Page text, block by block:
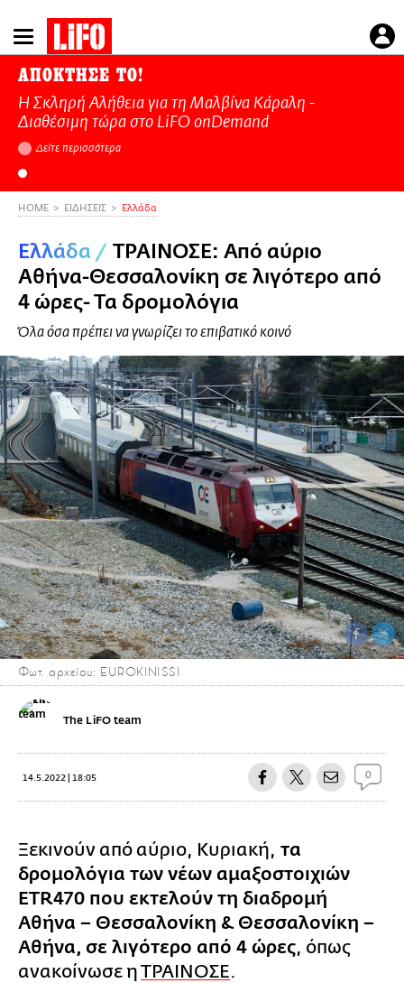
Παράκαμψη
προς
κυρίως
περιεχόμενο
ΑΠΟΚΤΗΣΕ ΤΟ!
Η Σκληρή Αλήθεια για τη Μαλβίνα Κάραλη -
Διαθέσιμη τώρα στo LiFO onDemand
Δείτε περισσότερα
HOME ΕΙΔΗΣΕΙΣ Ελλάδα
Ελλάδα / ΤΡΑΙΝΟΣΕ: Από αύριο
Αθήνα-Θεσσαλονίκη σε λιγότερο από
4 ώρες- Τα δρομολόγια
Όλα όσα πρέπει να γνωρίζει το επιβατικό κοινό
Φωτ. αρχείου: EUROKINISSI
The LiFO team
14.5.2022 | 18:05 0
Ξεκινούν από αύριο, Κυριακή, τα
δρομολόγια των νέων αμαξοστοιχιών
ETR470 που εκτελούν τη διαδρομή
Αθήνα – Θεσσαλονίκη & Θεσσαλονίκη –
Αθήνα, σε λιγότερο από 4 ώρες, όπως
ανακοίνωσε ηΤΡΑΙΝΟΣΕ.